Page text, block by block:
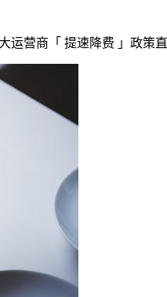
运营商「 提速降费 」政策